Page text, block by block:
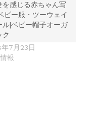
を感じる赤ちゃん写
ビー服・ツーウェイ
ル|ベビー帽子オーガ
ク
年7月23日
報